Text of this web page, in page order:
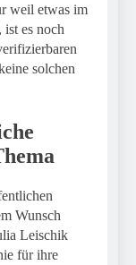
weil etwas im
es noch
solchen
Wunsch
Leischik
für ihre